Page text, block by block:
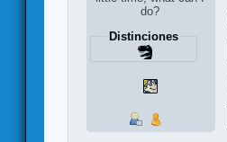
do?
Distinciones